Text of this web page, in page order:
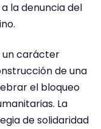
la denuncia del
un carácter
de una
el bloqueo
La
de solidaridad